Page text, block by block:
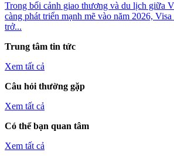
Trong bối cảnh giao thương và du lịch giữa
càng phát triển mạnh mẽ vào năm 2026,
trở...
Trung tâm tin tức
Xem tất cả
Câu hỏi thường gặp
Xem tất cả
Có thể bạn quan tâm
Xem tất cả